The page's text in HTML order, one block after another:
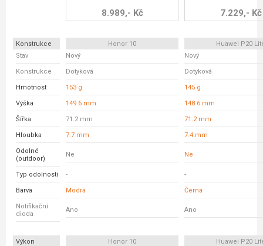
8.989,- Kč 7.229,- Kč
Konstrukce Honor 10
Huawei P20
Stav
Nový Nový
Konstrukce Dotyková Dotyková
Hmotnost 153 g 145 g
Výška 149.6 mm 148.6 mm
Šířka 71.2 mm 71.2 mm
Hloubka 7.7 mm 7.4 mm
Odolné
(outdoor)
Ne Ne
Typ odolnosti - -
Barva Modrá Černá
Notifikační
dioda
Ano Ano
Výkon Honor 10
Huawei P20